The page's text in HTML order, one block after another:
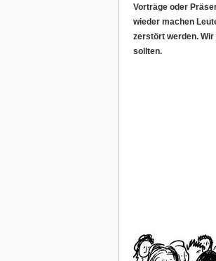
Vorträge oder
wieder machen
zerstört werden.
sollten.